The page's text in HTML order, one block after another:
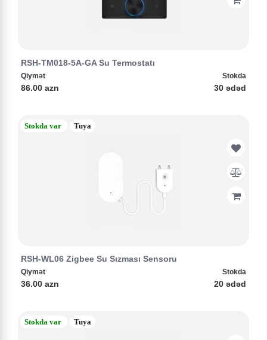
RSH-TM018-5A-GA Su Termostatı
Qiymət
86.00 azn
Stokda
30 ədəd
Stokda var Tuya
RSH-WL06 Zigbee Su Sızması Sensoru
Qiymət
36.00 azn
Stokda
20 ədəd
Stokda var Tuya